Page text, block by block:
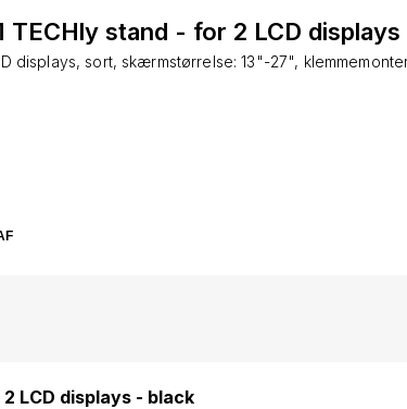
TECHly stand - for 2 LCD
displays, sort, skærmstørrelse: 13"-27",
LCD displays - black